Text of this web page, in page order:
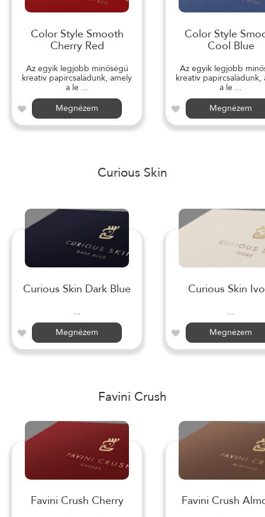
Color Style Smooth
Cherry Red
Az egyik legjobb minőségű
kreatív papírcsaládunk, amely
a le ...
Megnézem
Color Style
Cool Blue
Az egyik legjobb
kreatív papírcsaládunk,
a le ...
Megnézem
Curious Skin
Curious Skin Dark Blue
...
Megnézem
Curious Skin
...
Megnézem
Favini Crush
Favini Crush Cherry Favini Crush